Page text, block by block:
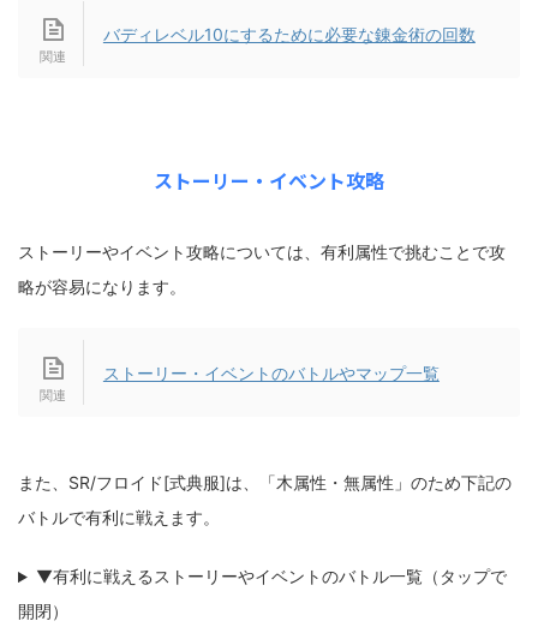
バディレベル10にするために必要な錬金術の回数
ストーリー・イベント攻略
ストーリーやイベント攻略については、有利属性で挑むことで攻
略が容易になります。
ストーリー・イベントのバトルやマップ一覧
また、SR/フロイド[式典服]は、「木属性・無属性」のため下記の
バトルで有利に戦えます。
▼有利に戦えるストーリーやイベントのバトル一覧（タップで
開閉）